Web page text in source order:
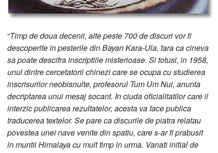
“Timp de doua decenii, alte peste 700 de discuri vor fi
descoperite in pesterile din Bayan Kara-Ula, fara ca cineva
sa poate descifra inscriptiile misterioase. Si totusi, in 1958,
unul dintre cercetatorii chinezi care se ocupa cu studierea
inscrisurilor neobisnuite, profesorul Tum Um Nui, anunta
decriptarea unui mesaj socant. In ciuda oficialitatilor care ii
interzic publicarea rezultatelor, acesta va face publica
traducerea textelor. Se pare ca discurile de piatra relatau
povestea unei nave venite din spatiu, care s-ar fi prabusit
in muntii Himalaya cu mult timp in urma. Vanati initial de